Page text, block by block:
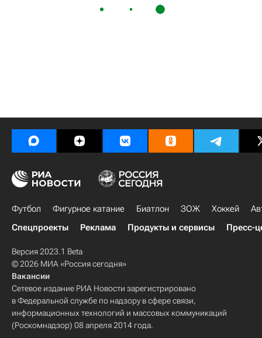
Футбол Фигурное катание Биатлон ЗОЖ Хоккей
Спецпроекты
Реклама Продукты и сервисы Пресс-
Версия 2023.1 Beta
© 2026 МИА «Россия сегодня»
Вакансии
Сетевое издание РИА Новости зарегистрировано
в Федеральной службе по надзору в сфере связи,
информационных технологий и массовых коммуникаций
(Роскомнадзор) 08 апреля 2014 года.